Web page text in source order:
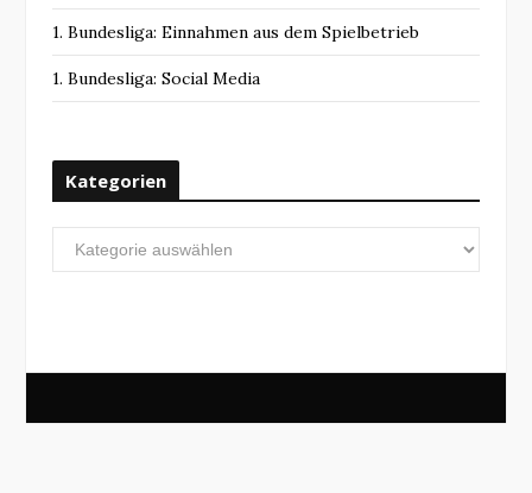
1. Bundesliga: Einnahmen aus dem Spielbetrieb
1. Bundesliga: Social Media
Kategorien
Kategorien